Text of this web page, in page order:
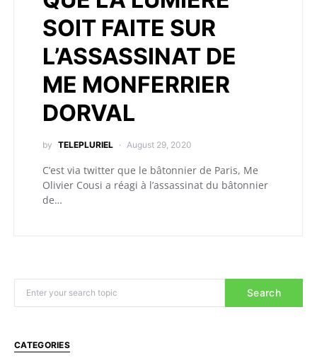
SOIT FAITE SUR
L’ASSASSINAT DE
ME MONFERRIER
DORVAL
by TELEPLURIEL August 29, 2020
C’est via twitter que le bâtonnier de Paris, Me
Olivier Cousi a réagi à l’assassinat du bâtonnier
de…
Search
CATEGORIES